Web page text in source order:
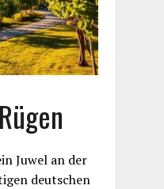
Juwel an der
deutschen